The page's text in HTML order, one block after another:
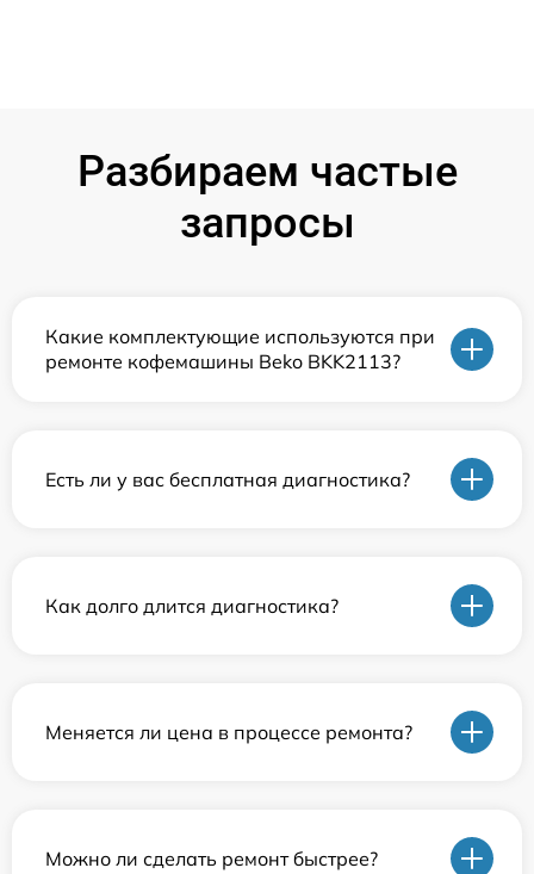
Разбираем частые
запросы
Какие комплектующие используются при
ремонте кофемашины Beko BKK2113?
Есть ли у вас бесплатная диагностика?
Как долго длится диагностика?
Меняется ли цена в процессе ремонта?
Можно ли сделать ремонт быстрее?